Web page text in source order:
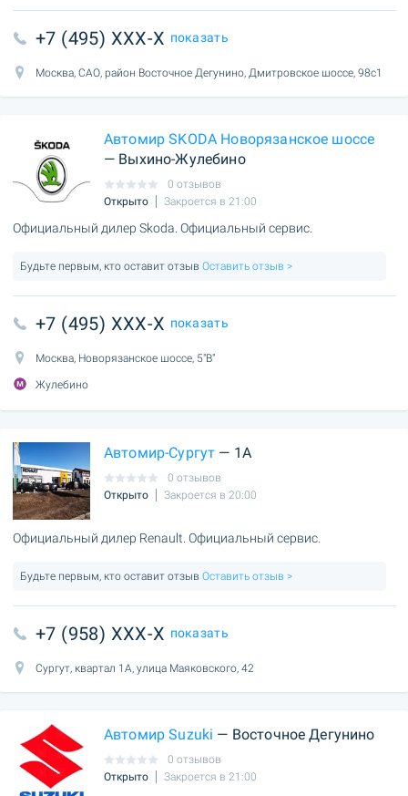
+7 (495) XXX-X показать
Москва, САО, район Восточное Дегунино, Дмитровское шоссе, 98с1
Автомир SKODA Новорязанское шоссе
— Выхино-Жулебино
0 отзывов
Открыто
Закроется в 21:00
Официальный дилер Skoda. Официальный сервис.
Будьте первым, кто оставит отзыв Оставить отзыв >
+7 (495) XXX-X показать
Москва, Новорязанское шоссе, 5"В"
Жулебино
Автомир-Сургут — 1А
0 отзывов
Открыто
Закроется в 20:00
Официальный дилер Renault. Официальный сервис.
Будьте первым, кто оставит отзыв Оставить отзыв >
+7 (958) XXX-X показать
Сургут, квартал 1А, улица Маяковского, 42
Автомир Suzuki — Восточное Дегунино
0 отзывов
Открыто
Закроется в 21:00